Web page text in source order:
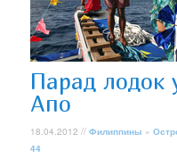
Парад лодок
Апо
18.04.2012 //Филиппины »
44